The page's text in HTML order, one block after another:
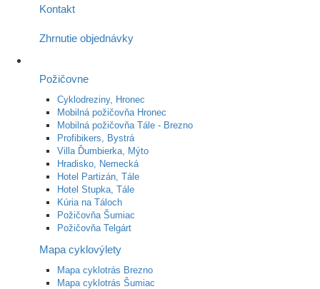
Kontakt
Zhrnutie objednávky
Požičovne
Cyklodreziny, Hronec
Mobilná požičovňa Hronec
Mobilná požičovňa Tále - Brezno
Profibikers, Bystrá
Villa Ďumbierka, Mýto
Hradisko, Nemecká
Hotel Partizán, Tále
Hotel Stupka, Tále
Kúria na Táloch
Požičovňa Šumiac
Požičovňa Telgárt
Mapa cyklovýlety
Mapa cyklotrás Brezno
Mapa cyklotrás Šumiac